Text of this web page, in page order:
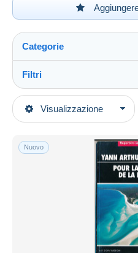
Visualizzazione
Categorie
Categorie principali
Francese
Turismo e Regioni
Filtri
Tipo di vendita
In corso
Prezzo fisso
Asta con offerte
Aste senza offerte
Casa d'aste
Nuovo